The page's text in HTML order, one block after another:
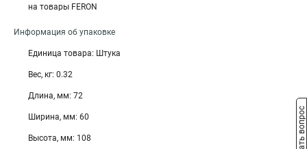
на товары FERON
Информация об упаковке
Единица товара: Штука
Вес, кг: 0.32
Длина, мм: 72
Ширина, мм: 60
Высота, мм: 108 Задать вопрос